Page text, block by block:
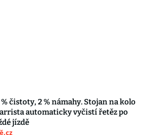
čistoty, 2 % námahy. Stojan na kolo
automaticky vyčistí řetěz po
jízdě